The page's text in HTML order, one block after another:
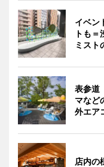
イベン
トも
ミスト
表参道
マなど
外エア
店内の